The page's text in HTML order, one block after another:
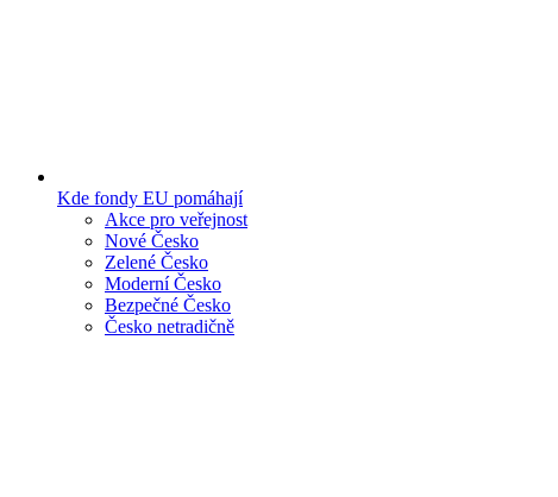
Kde fondy EU pomáhají
Akce pro veřejnost
Nové Česko
Zelené Česko
Moderní Česko
Bezpečné Česko
Česko netradičně